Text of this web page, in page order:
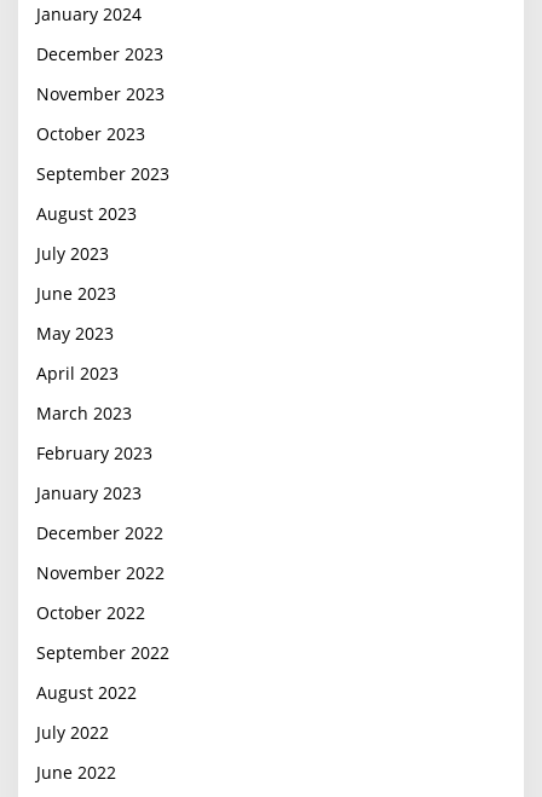
January 2024
December 2023
November 2023
October 2023
September 2023
August 2023
July 2023
June 2023
May 2023
April 2023
March 2023
February 2023
January 2023
December 2022
November 2022
October 2022
September 2022
August 2022
July 2022
June 2022